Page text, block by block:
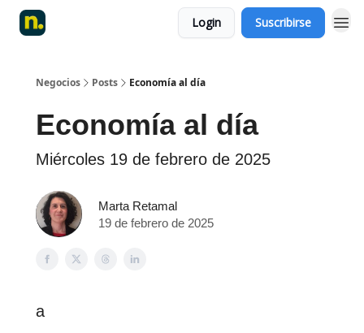
Login Suscribirse
Negocios Posts Economía al día
Economía al día
Miércoles 19 de febrero de 2025
Marta Retamal
19 de febrero de 2025
a